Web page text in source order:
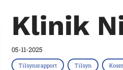
Klinik
05-11-2025
Tilsynsrapport Tilsyn